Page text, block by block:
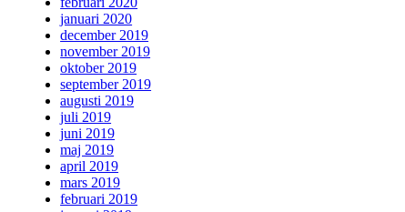
januari 2020
december 2019
november 2019
oktober 2019
september 2019
augusti 2019
juli 2019
juni 2019
maj 2019
april 2019
mars 2019
februari 2019